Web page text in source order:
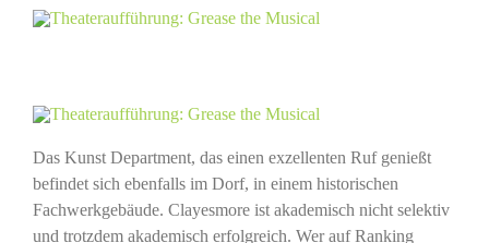
Das Kunst Department, das einen exzellenten Ruf genießt
befindet sich ebenfalls im Dorf, in einem historischen
Fachwerkgebäude. Clayesmore ist akademisch nicht selektiv
und trotzdem akademisch erfolgreich. Wer auf Ranking